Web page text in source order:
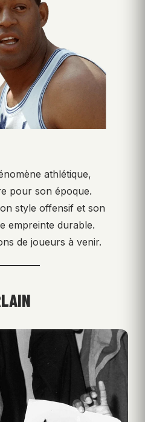
athlétique,
pour son époque.
style offensif et son
empreinte durable.
de joueurs à venir.